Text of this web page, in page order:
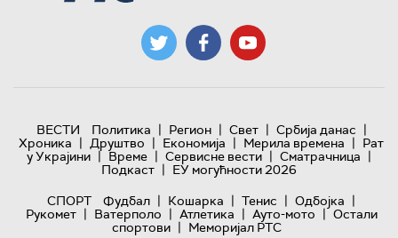
ВЕСТИ Политика | Регион | Свет | Србија данас |
Хроника | Друштво | Економија | Мерила времена | Рат
у Украјини | Време | Сервисне вести | Сматрачница |
Подкаст | ЕУ могућности 2026
СПОРТ
Фудбал | Кошарка | Тенис | Одбојка |
Рукомет | Ватерполо | Атлетика | Ауто-мото | Остали
спортови | Меморијал РТС